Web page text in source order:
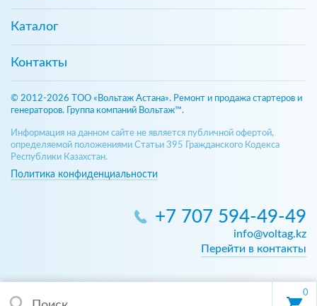
0
Каталог
Контакты
© 2012-2026 ТОО «Вольтаж Астана». Ремонт и продажа стартеров и
генераторов. Группа компаний Вольтаж™.
Информация на данном сайте не является публичной офертой,
определяемой положениями Статьи 395 Гражданского Кодекса
Республики Казахстан.
Политика конфиденциальности
+7 707 594-49-49
info@voltag.kz
Перейти в контакты